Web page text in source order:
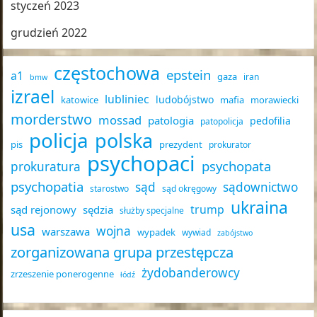
styczeń 2023
grudzień 2022
a1 bmw częstochowa epstein gaza iran
izrael katowice lubliniec ludobójstwo mafia morawiecki
morderstwo mossad patologia patopolicja pedofilia
pis policja polska prezydent prokurator
prokuratura psychopaci psychopata
psychopatia
starostwo sąd sąd okręgowy sądownictwo
sąd rejonowy sędzia służby specjalne trump ukraina
usa warszawa wojna wypadek wywiad zabójstwo
zorganizowana grupa przestępcza
zrzeszenie ponerogenne łódź żydobanderowcy